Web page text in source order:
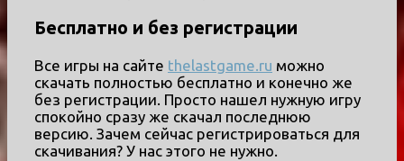
Бесплатно и без регистрации
Все игры на сайте thelastgame.ru можно
скачать полностью бесплатно и конечно же
без регистрации. Просто нашел нужную игру
спокойно сразу же скачал последнюю
версию. Зачем сейчас регистрироваться для
скачивания? У нас этого не нужно.